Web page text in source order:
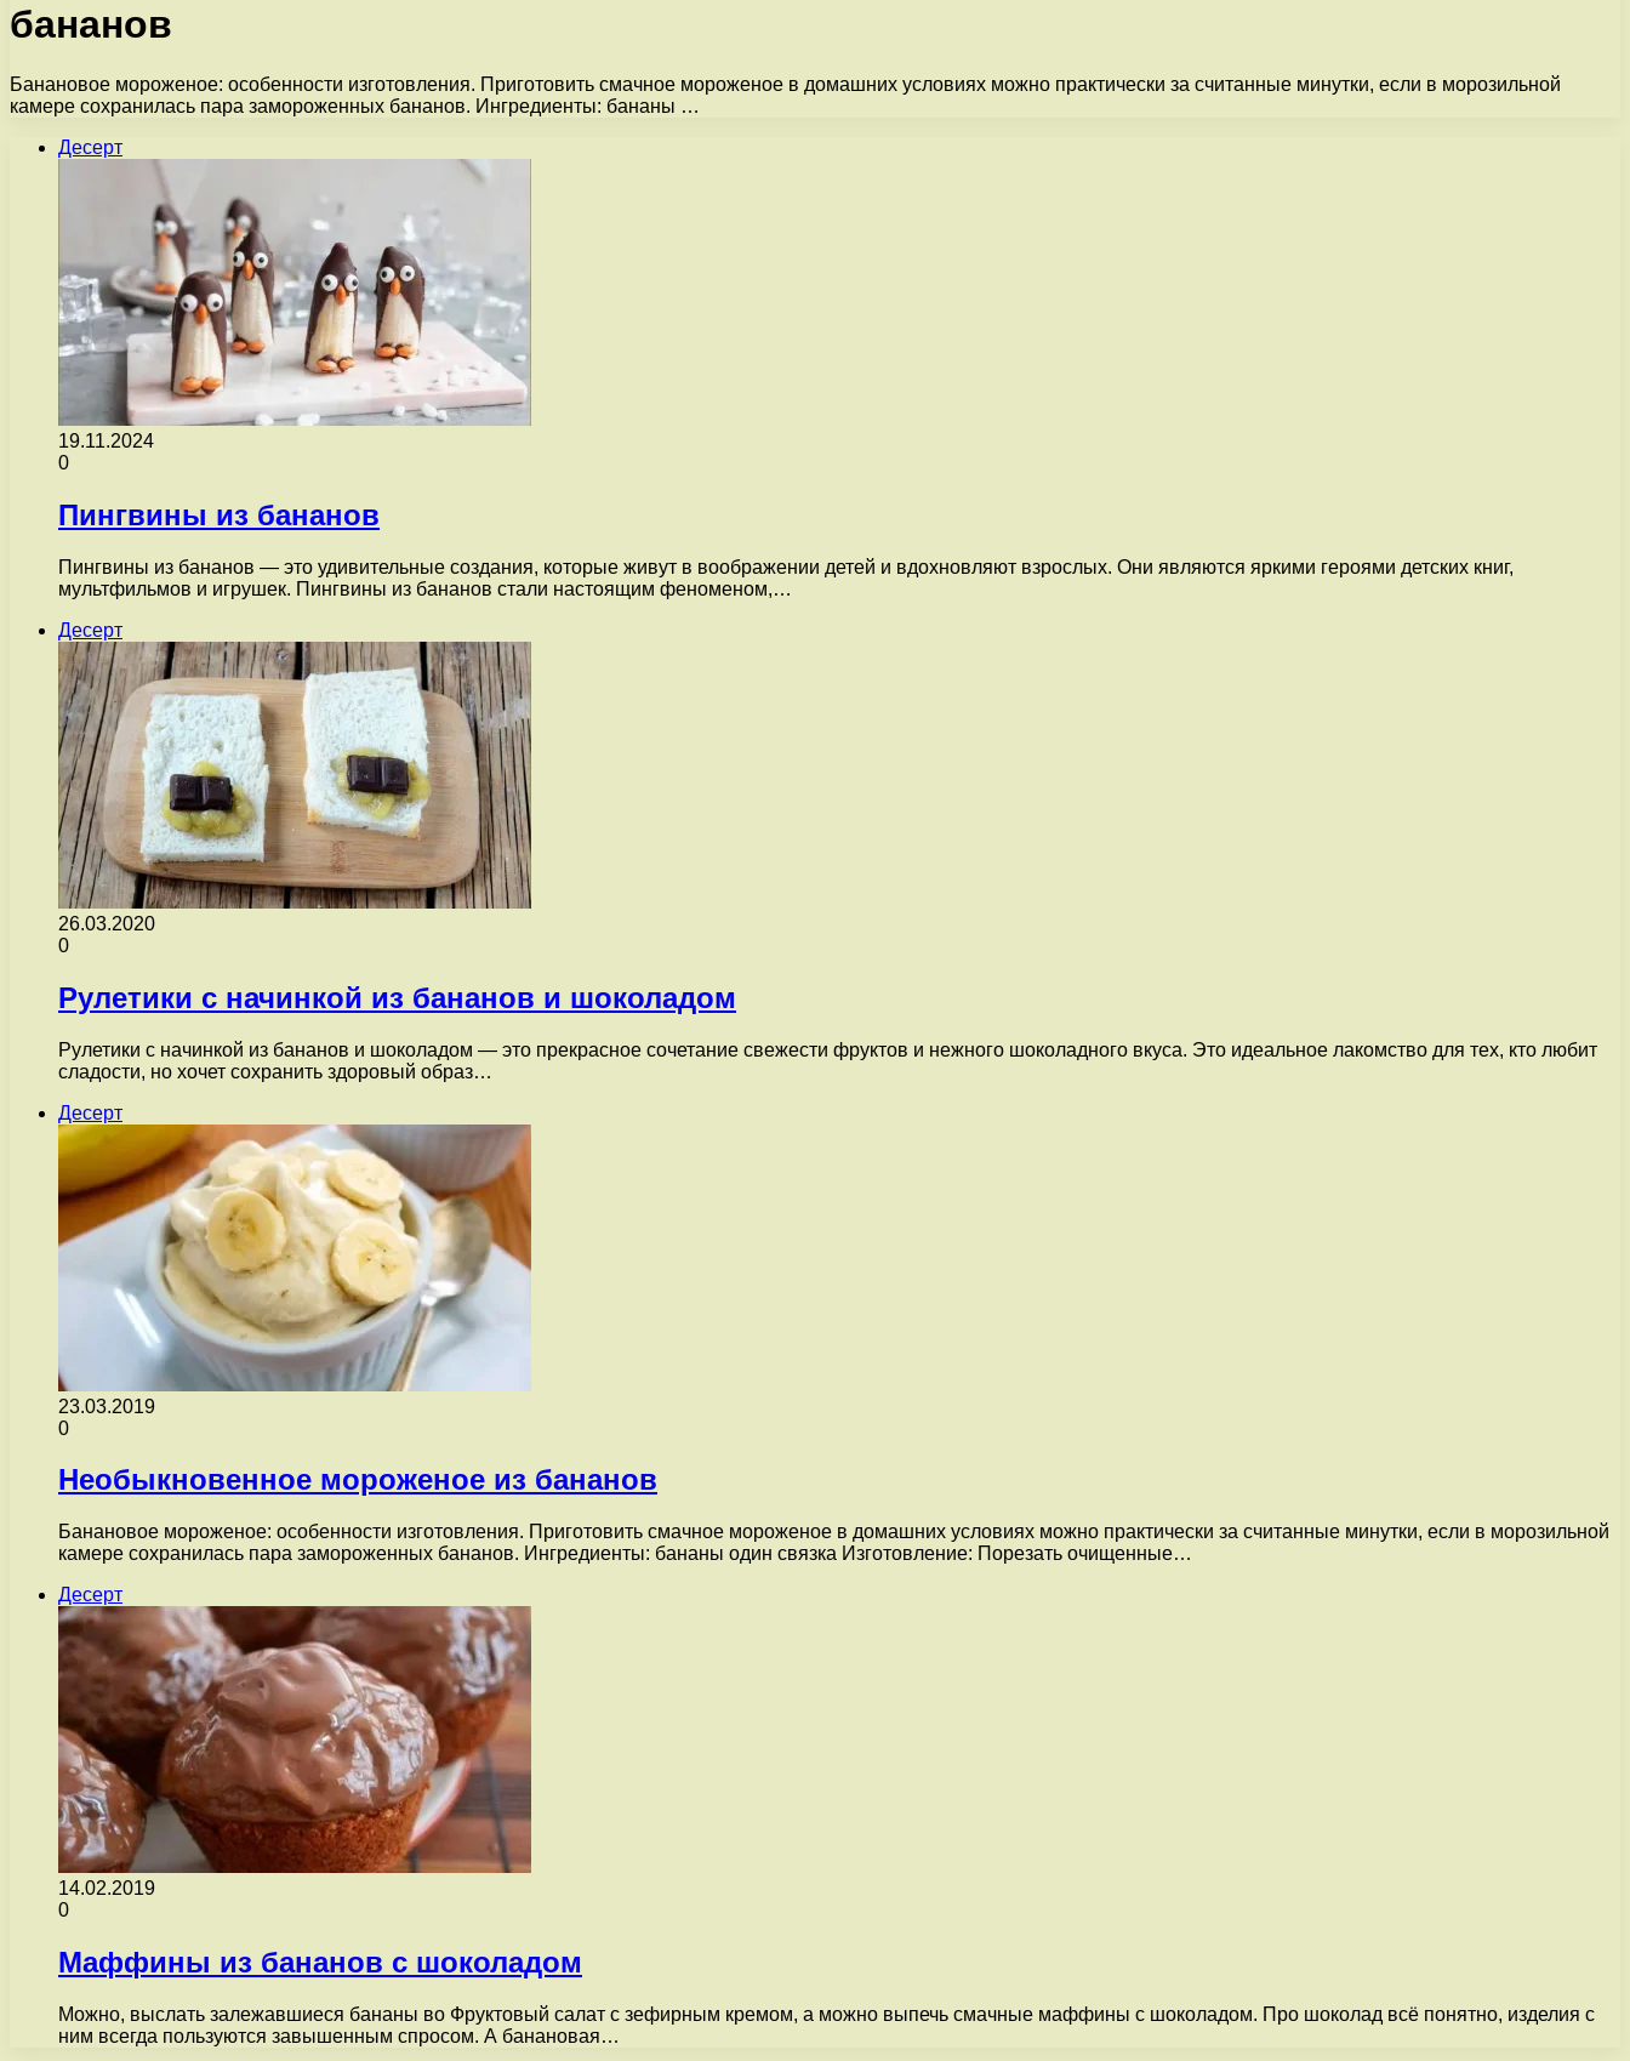
бананов
Банановое мороженое: особенности изготовления. Приготовить смачное мороженое в домашних условиях можно практически за считанные минутки, если в морозильной
камере сохранилась пара замороженных бананов. Ингредиенты: бананы …
Десерт
19.11.2024
0
Пингвины из бананов
Пингвины из бананов — это удивительные создания, которые живут в воображении детей и вдохновляют взрослых. Они являются яркими героями детских книг,
мультфильмов и игрушек. Пингвины из бананов стали настоящим феноменом,…
Десерт
26.03.2020
0
Рулетики с начинкой из бананов и шоколадом
Рулетики с начинкой из бананов и шоколадом — это прекрасное сочетание свежести фруктов и нежного шоколадного вкуса. Это идеальное лакомство для тех, кто любит
сладости, но хочет сохранить здоровый образ…
Десерт
23.03.2019
0
Необыкновенное мороженое из бананов
Банановое мороженое: особенности изготовления. Приготовить смачное мороженое в домашних условиях можно практически за считанные минутки, если в морозильной
камере сохранилась пара замороженных бананов. Ингредиенты: бананы один связка Изготовление: Порезать очищенные…
Десерт
14.02.2019
0
Маффины из бананов с шоколадом
Можно, выслать залежавшиеся бананы во Фруктовый салат с зефирным кремом, а можно выпечь смачные маффины с шоколадом. Про шоколад всё понятно, изделия с
ним всегда пользуются завышенным спросом. А банановая…